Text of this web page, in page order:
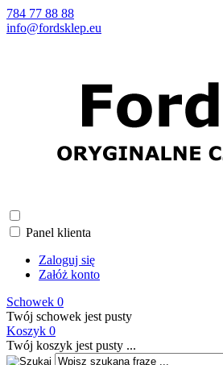
784 77 88 88
info@fordsklep.eu
Panel klienta
Zaloguj się
Załóż konto
Schowek 0
Twój schowek jest pusty
Koszyk 0
Twój koszyk jest pusty ...